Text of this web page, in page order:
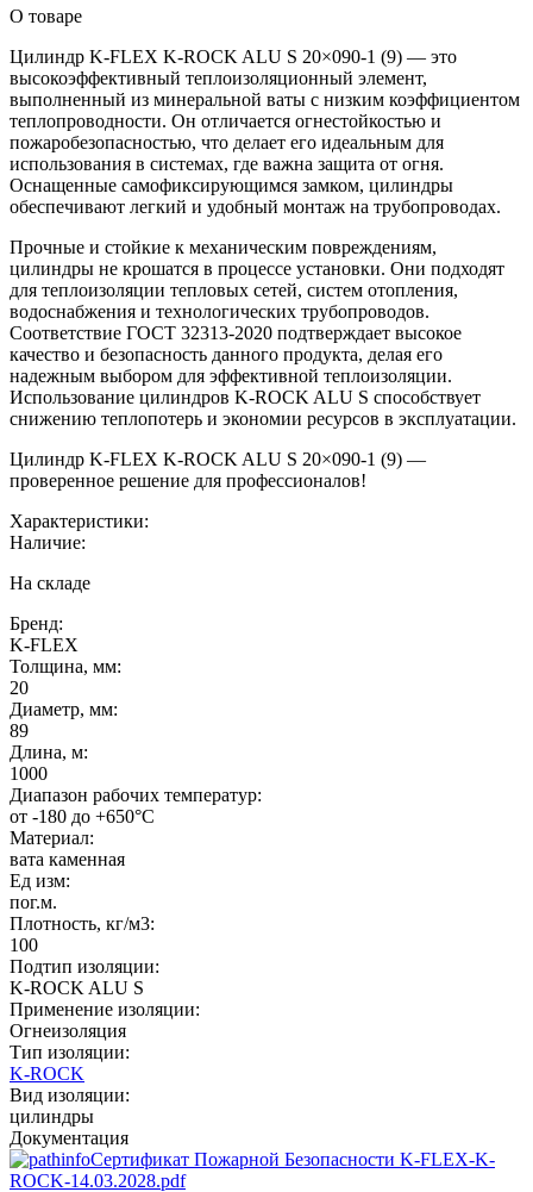
О товаре
Цилиндр K-FLEX K-ROCK ALU S 20×090-1 (9) — это
высокоэффективный теплоизоляционный элемент,
выполненный из минеральной ваты с низким коэффициентом
теплопроводности. Он отличается огнестойкостью и
пожаробезопасностью, что делает его идеальным для
использования в системах, где важна защита от огня.
Оснащенные самофиксирующимся замком, цилиндры
обеспечивают легкий и удобный монтаж на трубопроводах.
Прочные и стойкие к механическим повреждениям,
цилиндры не крошатся в процессе установки. Они подходят
для теплоизоляции тепловых сетей, систем отопления,
водоснабжения и технологических трубопроводов.
Соответствие ГОСТ 32313-2020 подтверждает высокое
качество и безопасность данного продукта, делая его
надежным выбором для эффективной теплоизоляции.
Использование цилиндров K-ROCK ALU S способствует
снижению теплопотерь и экономии ресурсов в эксплуатации.
Цилиндр K-FLEX K-ROCK ALU S 20×090-1 (9) —
проверенное решение для профессионалов!
Характеристики:
Наличие:
На складе
Бренд:
K-FLEX
Толщина, мм:
20
Диаметр, мм:
89
Длина, м:
1000
Диапазон рабочих температур:
от -180 до +650°C
Материал:
вата каменная
Ед изм:
пог.м.
Плотность, кг/м3:
100
Подтип изоляции:
K-ROCK ALU S
Применение изоляции:
Огнеизоляция
Тип изоляции:
K-ROCK
Вид изоляции:
цилиндры
Документация
Сертификат Пожарной Безопасности K-FLEX-K-
ROCK-14.03.2028.pdf